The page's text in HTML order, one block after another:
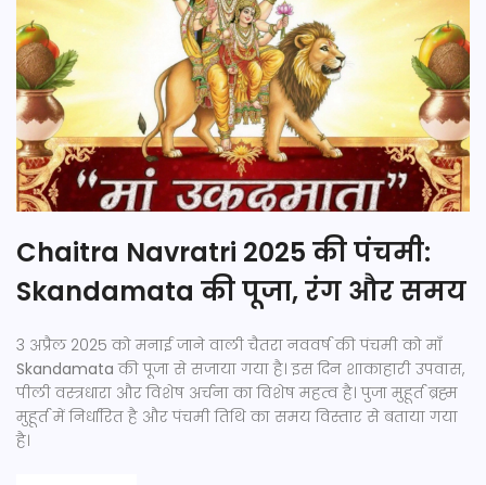
Chaitra Navratri 2025 की पंचमी:
Skandamata की पूजा, रंग और समय
3 अप्रैल 2025 को मनाई जाने वाली चैतरा नववर्ष की पंचमी को माँ
Skandamata की पूजा से सजाया गया है। इस दिन शाकाहारी उपवास,
पीली वस्त्रधारा और विशेष अर्चना का विशेष महत्व है। पुजा मुहूर्त ब्रह्म
मुहूर्त में निर्धारित है और पंचमी तिथि का समय विस्तार से बताया गया
है।